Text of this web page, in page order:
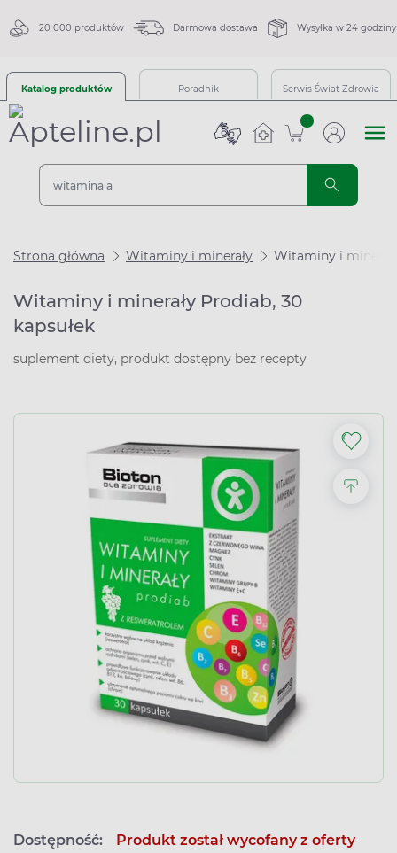
20 000 produktów Darmowa dostawa Wysyłka w 24 godziny
Katalog produktów Poradnik Serwis Świat Zdrowia
sztuk
Strona główna Witaminy i minerały Witaminy i
Witaminy i minerały Prodiab, 30
kapsułek
suplement diety, produkt dostępny bez recepty
Dostępność: Produkt został wycofany z oferty